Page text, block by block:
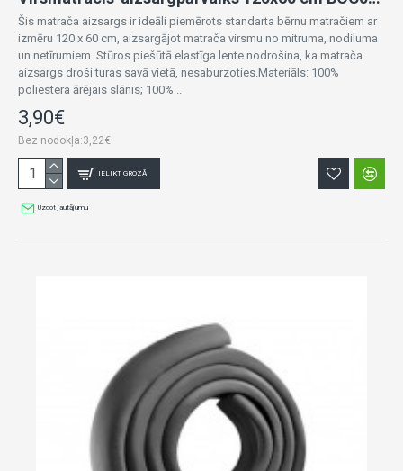
Šis matrača aizsargs ir ideāli piemērots standarta bērnu matračiem ar
izmēru 120 x 60 cm, aizsargājot matrača virsmu no mitruma, nodiluma
un netīrumiem. Stūros piešūtā elastīga lente nodrošina, ka matrača
aizsargs droši turas savā vietā, nesaburzoties.Materiāls: 100%
poliestera ārējais slānis; 100% ..
3,90€
Bez nodokļa:3,22€
IELIKT GROZĀ
Uzdot jautājumu